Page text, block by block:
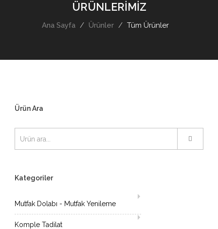
ÜRÜNLERİMİZ
Ana Sayfa Ürünler Tüm Ürünler
Ürün Ara
Kategoriler
Mutfak Dolabı - Mutfak Yenileme
Komple Tadilat